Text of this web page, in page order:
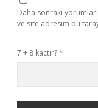
Daha sonraki
ve site adresim bu
7 + 8 kaçtır?*